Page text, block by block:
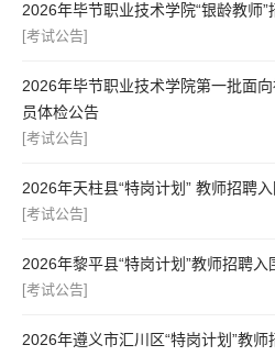
[考试公告]
2026年毕节职业技术学院“银龄教师”
[考试公告]
2026年毕节职业技术学院第一批面
员体检公告
[考试公告]
2026年天柱县“特岗计划” 教师招聘
[考试公告]
2026年黎平县“特岗计划”教师招聘
2026年遵义市汇川区“特岗计划”教师